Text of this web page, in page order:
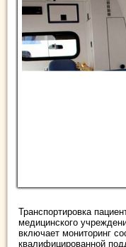
Транспортировка
медицинского
включает мониторинг
квалифицированной